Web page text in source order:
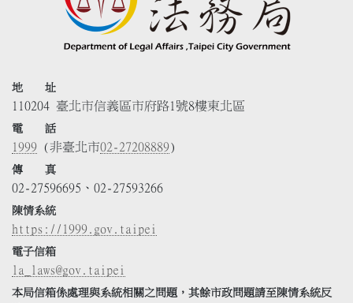
地 址
110204 臺北市信義區市府路1號8樓東北區
電 話
1999 (非臺北市02-27208889)
傳 真
02-27596695、02-27593266
陳情系統
https://1999.gov.taipei
電子信箱
la_laws@gov.taipei
本局信箱係處理與系統相關之問題，其餘市政問題請至陳情系統反